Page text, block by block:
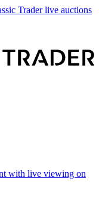
Trader live auctions
with live viewing on